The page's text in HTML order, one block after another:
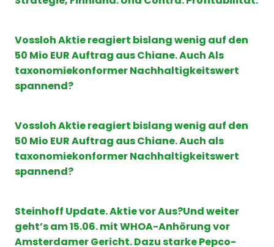
Vossloh Aktie reagiert bislang wenig auf den
50 Mio EUR Auftrag aus Chiane. Auch Als
taxonomiekonformer Nachhaltigkeitswert
spannend?
Vossloh Aktie reagiert bislang wenig auf den
50 Mio EUR Auftrag aus Chiane. Auch als
taxonomiekonformer Nachhaltigkeitswert
spannend?
Steinhoff Update. Aktie vor Aus?Und weiter
geht’s am 15.06. mit WHOA-Anhörung vor
Amsterdamer Gericht. Dazu starke Pepco-